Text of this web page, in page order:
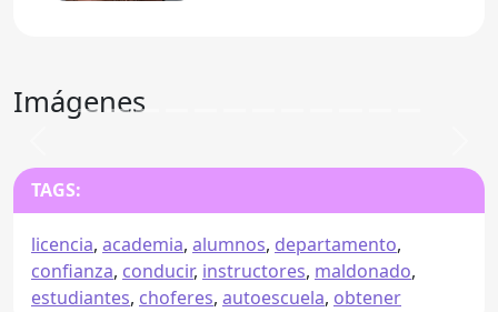
Imágenes
TAGS:
licencia, academia, alumnos, departamento,
confianza, conducir, instructores, maldonado,
estudiantes, choferes, autoescuela, obtener